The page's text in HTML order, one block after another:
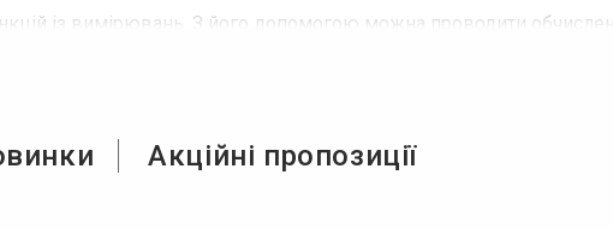
із вимірювань. З його допомогою можна проводити
Акційні пропозиції